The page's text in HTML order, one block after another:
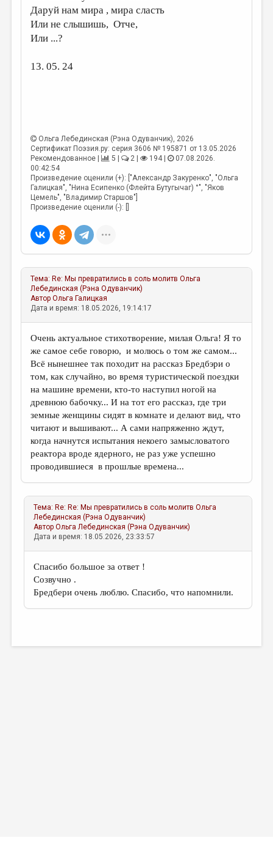
ОТ РЕДАКЦИИ
МАЛАЯ ПРОЗА
ЭССЕИСТИКА
РЕЦЕНЗИРОВАНИЕ
ЦИКЛЫ ПУБЛИКАЦИЙ
ТРЕДИАКОВСКИЙ
МЕДИА
ВКОНТАКТЕ
Даруй нам мира , мира сласть
Или не слышишь, Отче,
Или ...?
13. 05. 24
Ольга Лебединская (Рэна Одуванчик), 2026
Сертификат Поэзия.ру: серия 3606 № 195871 от 13.05.2026
Рекомендованное |
5 | 2 | 194 |
07.08.2026.
00:42:54
Произведение оценили (+): ["Александр Закуренко", "Ольга
Галицкая", "Нина Есипенко (Флейта Бутугычаг) °", "Яков
Цемель", "Владимир Старшов"]
Произведение оценили (-): []
Тема: Re: Мы превратились в соль молитвОльга
Лебединская (Рэна Одуванчик)
АвторОльга Галицкая
Дата и время: 18.05.2026, 19:14:17
Очень актуальное стихотворение, милая Ольга! Я то
же самое себе говорю, и молюсь о том же самом...
Всё нынешнее так походит на рассказ Бредбэри о
том, как случайно, во время туристической поездки
на машине времени, кто-то наступил ногой на
древнюю бабочку... И на тот его рассказ, где три
земные женщины сидят в комнате и делают вид, что
читают и вышивают... А сами напряженно ждут,
когда начнутся испытания некоего замысловатого
реактора вроде ядерного, не раз уже успешно
проводившиеся в прошлые времена...
Тема: Re: Re: Мы превратились в соль молитвОльга
Лебединская (Рэна Одуванчик)
АвторОльга Лебединская (Рэна Одуванчик)
Дата и время: 18.05.2026, 23:33:57
Спасибо большое за ответ !
Созвучно .
Бредбери очень люблю. Спасибо, что напомнили.